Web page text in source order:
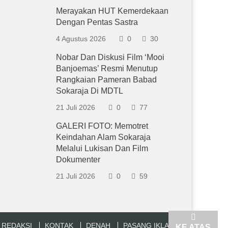
Merayakan HUT Kemerdekaan
Dengan Pentas Sastra
4 Agustus 2026 0 30
Nobar Dan Diskusi Film ‘Mooi
Banjoemas’ Resmi Menutup
Rangkaian Pameran Babad
Sokaraja Di MDTL
21 Juli 2026 0 77
GALERI FOTO: Memotret
Keindahan Alam Sokaraja
Melalui Lukisan Dan Film
Dokumenter
21 Juli 2026 0 59
REDAKSI KONTAK DENAH PASANG IKLAN